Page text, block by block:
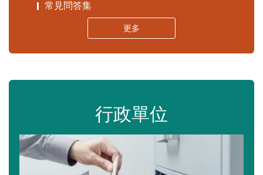
常見問答集
更多
行政單位